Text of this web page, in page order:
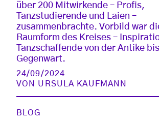
über 200 Mitwirkende – Profis,
Tanzstudierende und Laien –
zusammenbrachte. Vorbild war
Raumform des Kreises –
Tanzschaffende von der Antike
Gegenwart.
24/09/2024
VON URSULA KAUFMANN
BLOG